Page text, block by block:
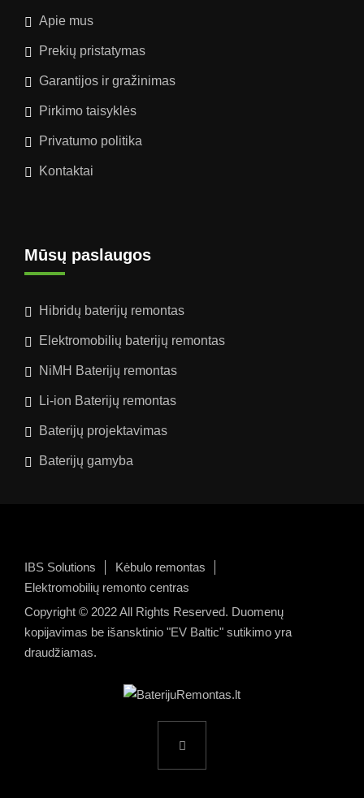
Apie mus
Prekių pristatymas
Garantijos ir gražinimas
Pirkimo taisyklės
Privatumo politika
Kontaktai
Mūsų paslaugos
Hibridų baterijų remontas
Elektromobilių baterijų remontas
NiMH Baterijų remontas
Li-ion Baterijų remontas
Baterijų projektavimas
Baterijų gamyba
IBS Solutions
Kėbulo remontas
Elektromobilių remonto centras
Copyright © 2022 All Rights Reserved. Duomenų
kopijavimas be išansktinio "EV Baltic" sutikimo yra
draudžiamas.